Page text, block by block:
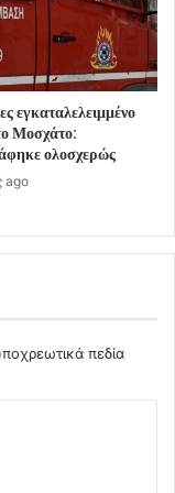
εγκαταλελειμμένο
Μοσχάτο:
ολοσχερώς
ago
πεδία